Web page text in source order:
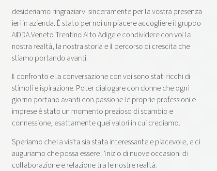
desideriamo ringraziarvi sinceramente per la vostra presenza
ieri in azienda. È stato per noi un piacere accogliere il gruppo
AIDDA Veneto Trentino Alto Adige e condividere con voi la
nostra realtà, la nostra storia e il percorso di crescita che
stiamo portando avanti.
Il confronto e la conversazione con voi sono stati ricchi di
stimoli e ispirazione. Poter dialogare con donne che ogni
giorno portano avanti con passione le proprie professioni e
imprese è stato un momento prezioso di scambio e
connessione, esattamente quei valori in cui crediamo.
Speriamo che la visita sia stata interessante e piacevole, e ci
auguriamo che possa essere l’inizio di nuove occasioni di
collaborazione e relazione tra le nostre realtà.